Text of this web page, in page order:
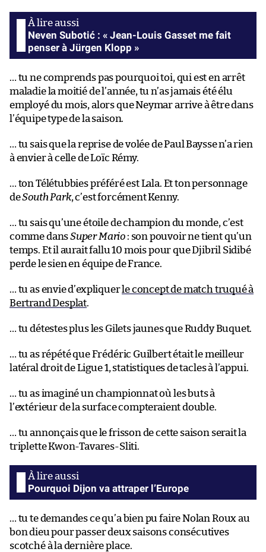
Neven Subotić : « Jean-Louis Gasset me fait
penser à Jürgen Klopp »
… tu ne comprends pas pourquoi toi, qui est en arrêt
maladie la moitié de l’année, tu n’as jamais été élu
employé du mois, alors que Neymar arrive à être dans
l’équipe type de la saison.
… tu sais que la reprise de volée de Paul Baysse n’a rien
à envier à celle de Loïc Rémy.
… ton Télétubbies préféré est Lala. Et ton personnage
deSouth Park, c’est forcément Kenny.
… tu sais qu’une étoile de champion du monde, c’est
comme dansSuper Mario : son pouvoir ne tient qu’un
temps. Et il aurait fallu 10 mois pour que Djibril Sidibé
perde le sien en équipe de France.
… tu as envie d’expliquerle concept de match truqué à
Bertrand Desplat.
… tu détestes plus les Gilets jaunes que Ruddy Buquet.
… tu as répété que Frédéric Guilbert était le meilleur
latéral droit de Ligue 1, statistiques de tacles à l’appui.
… tu as imaginé un championnat où les buts à
l’extérieur de la surface compteraient double.
… tu annonçais que le frisson de cette saison serait la
triplette Kwon-Tavares-Sliti.
Pourquoi Dijon va attraper l’Europe
… tu te demandes ce qu’a bien pu faire Nolan Roux au
bon dieu pour passer deux saisons consécutives
scotché à la dernière place.